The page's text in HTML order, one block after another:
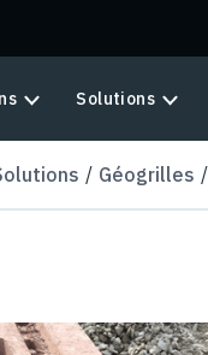
Solutions
Géogrilles